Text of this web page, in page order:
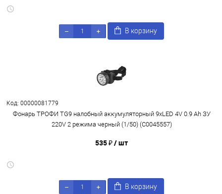
В корзину
Код: 00000081779
Фонарь ТРОФИ TG9 налобный аккумуляторный 9xLED 4V 0.9 Ah ЗУ
220V 2 режима черный (1/50) (C0045557)
535 ₽/ шт
В корзину